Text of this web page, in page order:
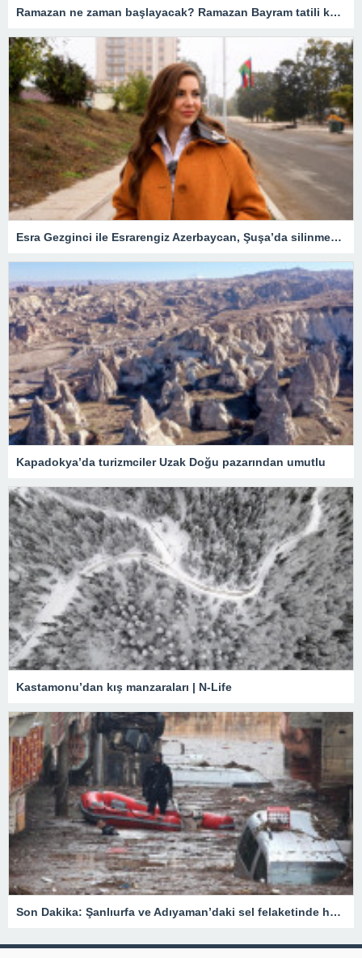
Ramazan ne zaman başlayacak? Ramazan Bayram tatili kaç gün? Orucun insanlar için önemi nedir?
Esra Gezginci ile Esrarengiz Azerbaycan, Şuşa’da silinmek istenen tarihin izlerini sürüyor
Kapadokya’da turizmciler Uzak Doğu pazarından umutlu
Kastamonu’dan kış manzaraları | N-Life
Son Dakika: Şanlıurfa ve Adıyaman’daki sel felaketinde hayatını kaybedenlerin sayısı 15’e yükseldi